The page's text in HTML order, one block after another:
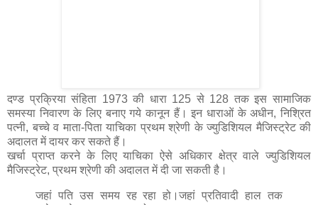
जहां आवेदक रहता हो/जहां प्रतिवादी का स्थाई निवास हो,
जहां पति-पत्नी याचिका से पहले (चाहे अस्थाई रूप से) रह रहे
हों।
धारा 125 सी0आर0पी0सी0 की कार्यवाही की प्रणाली
खर्चे के लिए दी गई याचिका-आरोप पत्र न होकर एक
बल्कि प्रत्यार्थी माना जाता है। यह कार्यवाही पूर्णतया